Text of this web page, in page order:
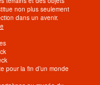
non plus seulement
dans un avenir.
pour la fin d’un monde